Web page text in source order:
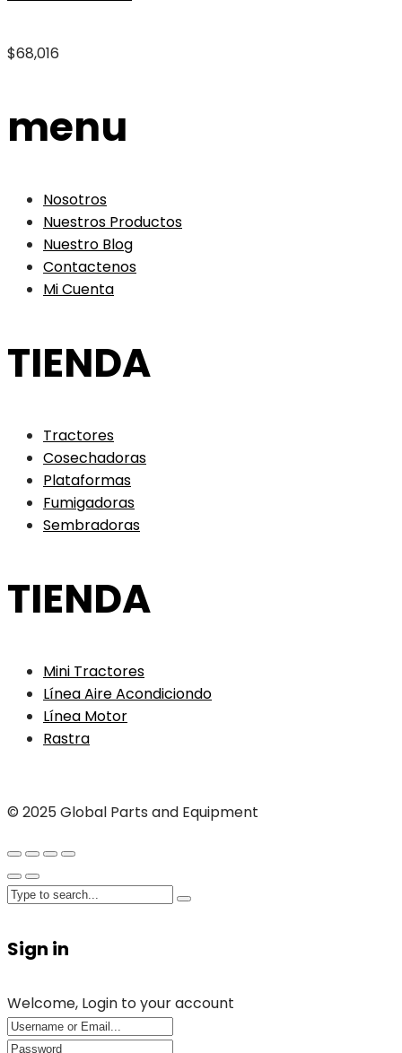
$68,016
menu
Nosotros
Nuestros Productos
Nuestro Blog
Contactenos
Mi Cuenta
TIENDA
Tractores
Cosechadoras
Plataformas
Fumigadoras
Sembradoras
TIENDA
Mini Tractores
Línea Aire Acondiciondo
Línea Motor
Rastra
© 2025 Global Parts and Equipment
Sign in
Welcome, Login to your account